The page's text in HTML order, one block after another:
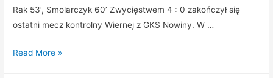
Rak 53’, Smolarczyk 60’ Zwycięstwem 4 : 0 zakończył się
ostatni mecz kontrolny Wiernej z GKS Nowiny. W …
Read More »